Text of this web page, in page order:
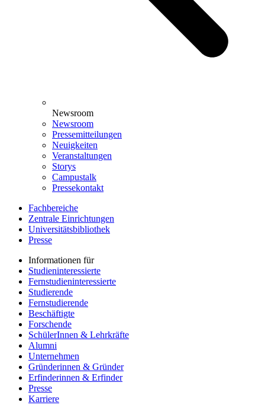
Newsroom
Newsroom
Pressemitteilungen
Neuigkeiten
Veranstaltungen
Storys
Campustalk
Pressekontakt
Fachbereiche
Zentrale Einrichtungen
Universitätsbibliothek
Presse
Informationen für
Studieninteressierte
Fernstudieninteressierte
Studierende
Fernstudierende
Beschäftigte
Forschende
SchülerInnen & Lehrkräfte
Alumni
Unternehmen
Gründerinnen & Gründer
Erfinderinnen & Erfinder
Presse
Karriere